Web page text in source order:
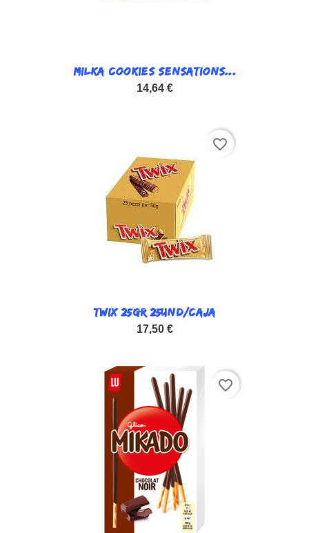
MILKA COOKIES SENSATIONS...
14,64 €
TWIX 25GR 25UND/CAJA
17,50 €
favorite_border
favorite_border